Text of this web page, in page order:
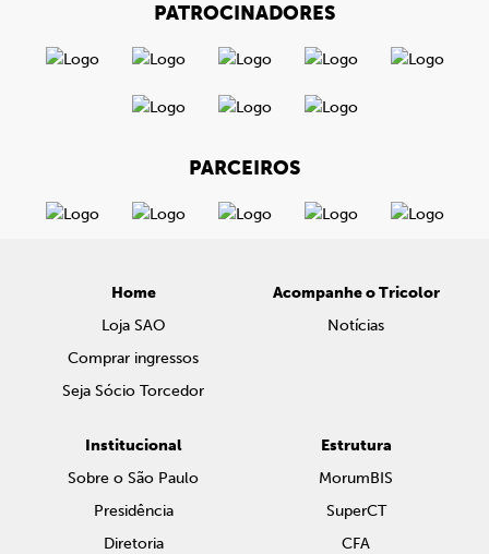
PATROCINADORES
PARCEIROS
Home
Loja SAO
Comprar ingressos
Seja Sócio Torcedor
Acompanhe o Tricolor
Notícias
Institucional
Sobre o São Paulo
Presidência
Diretoria
Estrutura
MorumBIS
SuperCT
CFA